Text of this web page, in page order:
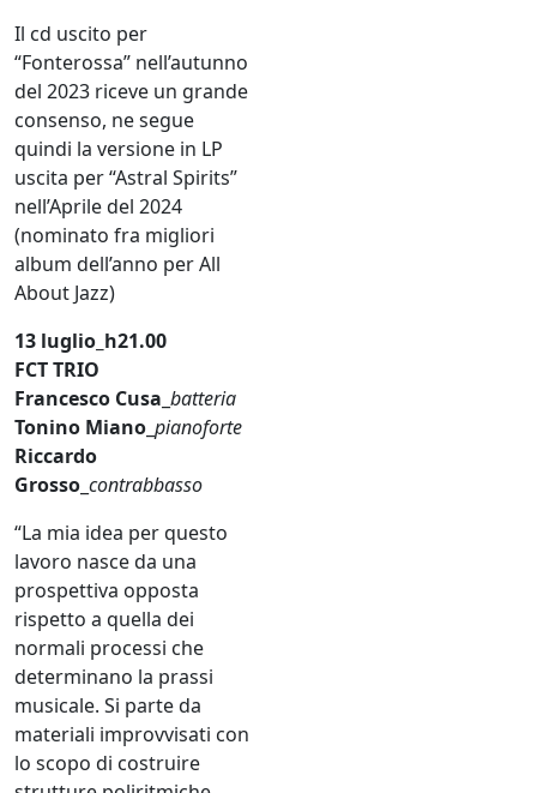
Il cd uscito per
“Fonterossa” nell’autunno
del 2023 riceve un grande
consenso, ne segue
quindi la versione in LP
uscita per “Astral Spirits”
nell’Aprile del 2024
(nominato fra migliori
album dell’anno per All
About Jazz)
13 luglio_h21.00
FCT TRIO
Francesco Cusa batteria
Tonino Miano pianoforte
Riccardo
Grosso contrabbasso
“La mia idea per questo
lavoro nasce da una
prospettiva opposta
rispetto a quella dei
normali processi che
determinano la prassi
musicale. Si parte da
materiali improvvisati con
lo scopo di costruire